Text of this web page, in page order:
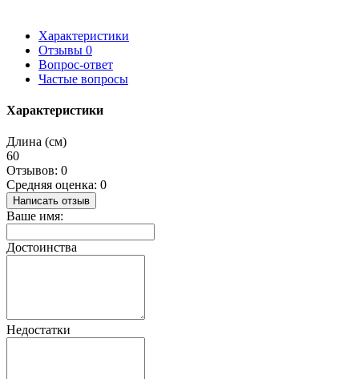
Характеристики
Отзывы 0
Вопрос-ответ
Частые вопросы
Характеристики
Длина (см)
60
Отзывов: 0
Средняя оценка: 0
Написать отзыв
Ваше имя:
Достоинства
Недостатки